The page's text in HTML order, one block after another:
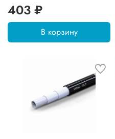
403 ₽
В корзину